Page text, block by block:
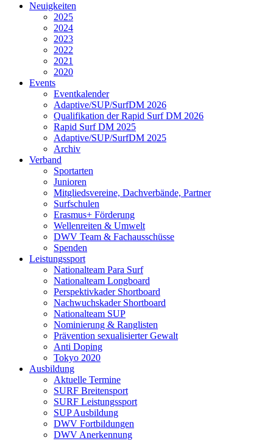
Neuigkeiten
2025
2024
2023
2022
2021
2020
Events
Eventkalender
Adaptive/SUP/SurfDM 2026
Qualifikation der Rapid Surf DM 2026
Rapid Surf DM 2025
Adaptive/SUP/SurfDM 2025
Archiv
Verband
Sportarten
Junioren
Mitgliedsvereine, Dachverbände, Partner
Surfschulen
Erasmus+ Förderung
Wellenreiten & Umwelt
DWV Team & Fachausschüsse
Spenden
Leistungssport
Nationalteam Para Surf
Nationalteam Longboard
Perspektivkader Shortboard
Nachwuchskader Shortboard
Nationalteam SUP
Nominierung & Ranglisten
Prävention sexualisierter Gewalt
Anti Doping
Tokyo 2020
Ausbildung
Aktuelle Termine
SURF Breitensport
SURF Leistungssport
SUP Ausbildung
DWV Fortbildungen
DWV Anerkennung